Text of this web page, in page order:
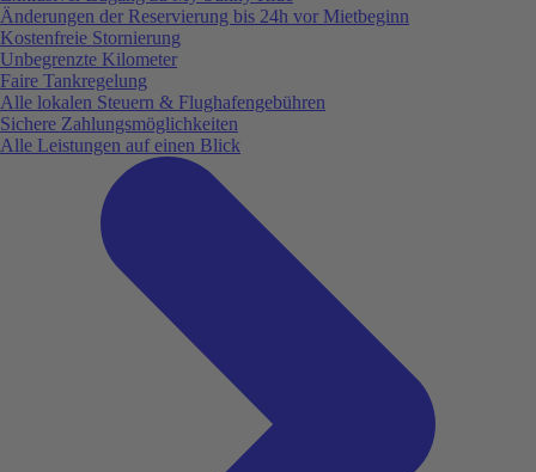
Änderungen der Reservierung bis 24h vor Mietbeginn
Kostenfreie Stornierung
Unbegrenzte Kilometer
Faire Tankregelung
Alle lokalen Steuern & Flughafengebühren
Sichere Zahlungsmöglichkeiten
Alle Leistungen auf einen Blick